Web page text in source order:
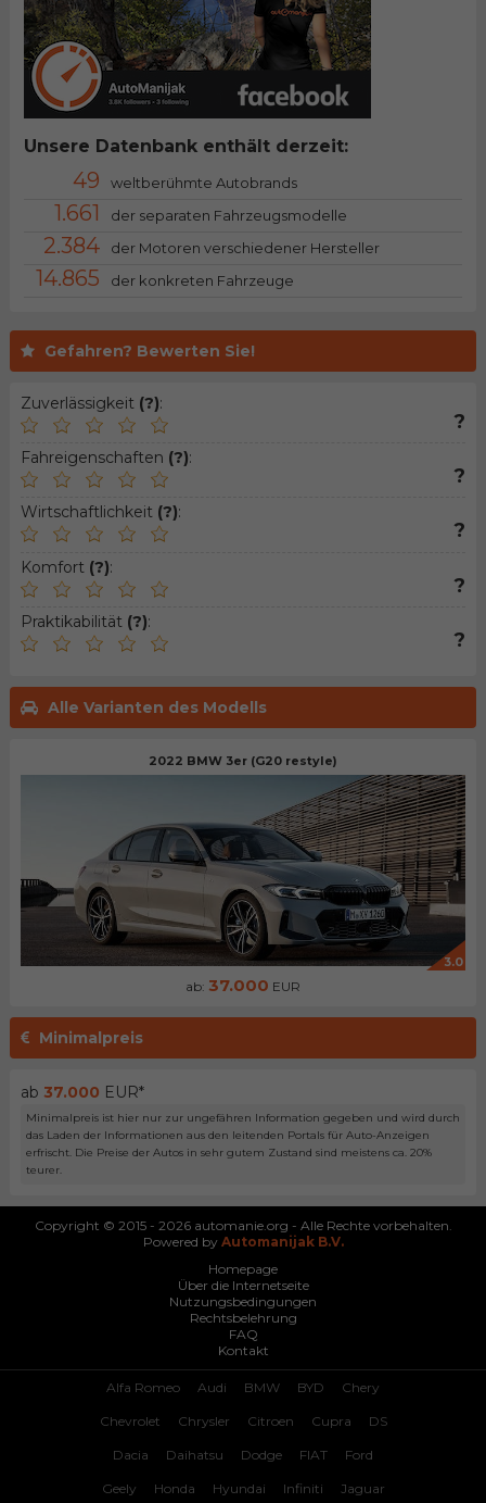
Gefahren? Bewerten Sie!
Zuverlässigkeit (?):
?
Fahreigenschaften (?):
?
Wirtschaftlichkeit (?):
?
Komfort (?):
?
Praktikabilität (?):
?
Alle Varianten des Modells
2022 BMW 3er (G20 restyle)
3.0
ab: 37.000 EUR
Minimalpreis
ab 37.000 EUR*
Minimalpreis ist hier nur zur ungefähren Information gegeben und wird durch
das Laden der Informationen aus den leitenden Portals für Auto-Anzeigen
erfrischt. Die Preise der Autos in sehr gutem Zustand sind meistens ca. 20%
teurer.
Unsere Datenbank enthält derzeit:
49 weltberühmte Autobrands
1.661 der separaten Fahrzeugsmodelle
2.384 der Motoren verschiedener Hersteller
14.865 der konkreten Fahrzeuge
Copyright © 2015 - 2026 automanie.org - Alle Rechte vorbehalten.
Powered by Automanijak B.V.
Homepage
Über die Internetseite
Nutzungsbedingungen
Rechtsbelehrung
FAQ
Kontakt
Alfa Romeo Audi BMW BYD Chery
Chevrolet Chrysler Citroen Cupra DS
Dacia Daihatsu Dodge FIAT Ford
Geely Honda Hyundai Infiniti Jaguar